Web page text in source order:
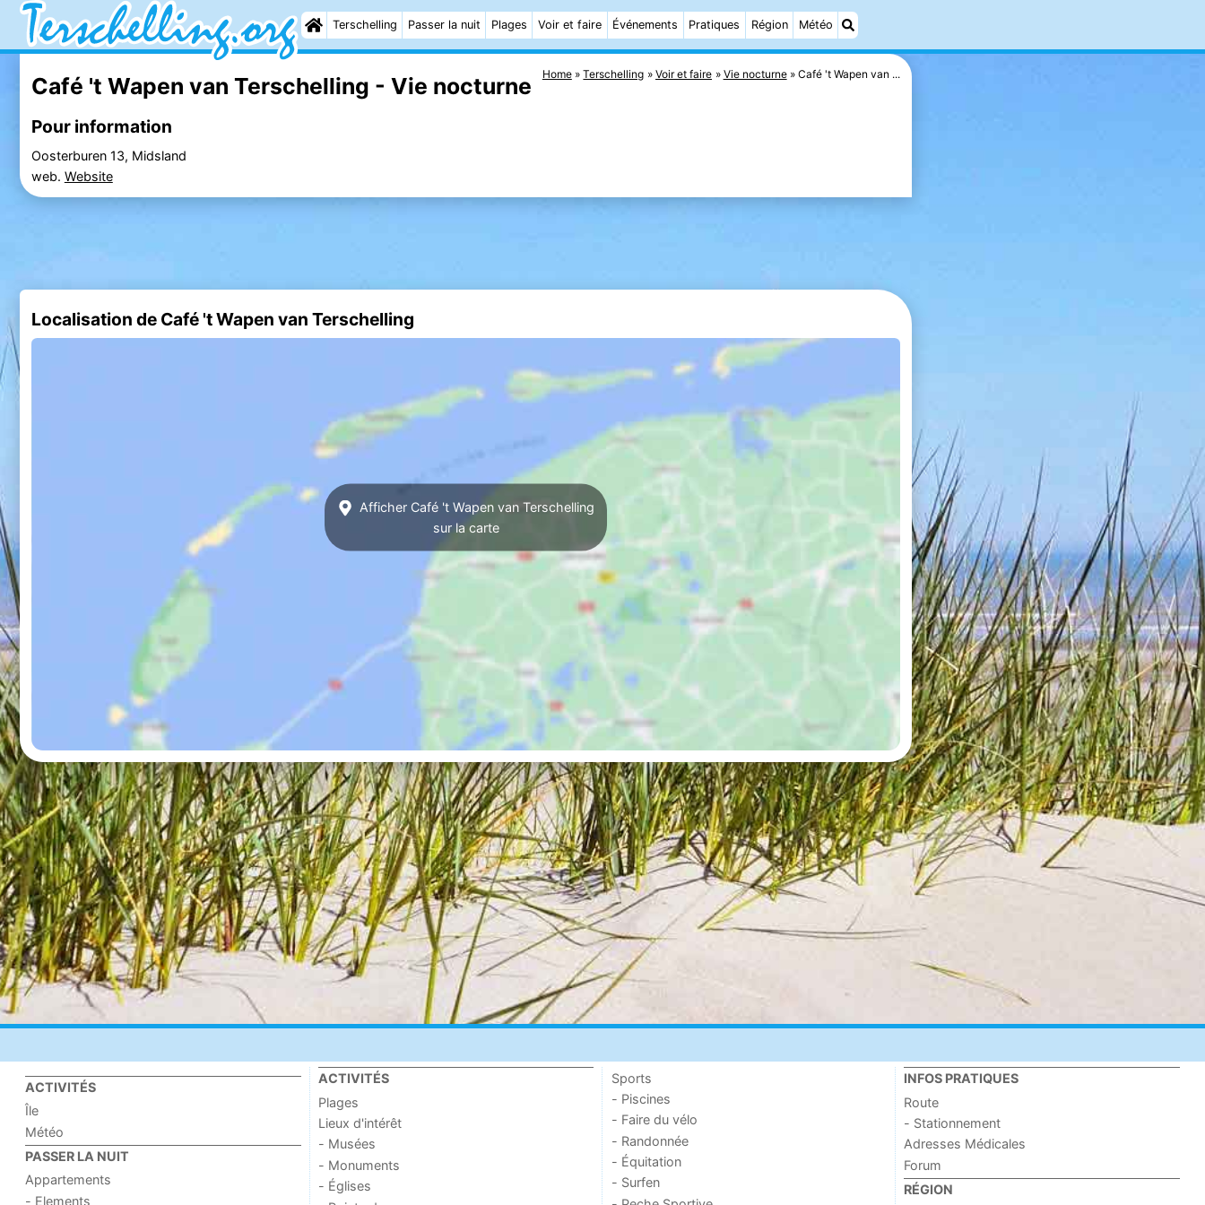
Terschelling Passer la nuit Plages Voir et faire Événements Pratiques Région Météo
Home Terschelling Voir et faire Vie nocturne Café 't Wapen van ...
Café 't Wapen van Terschelling - Vie nocturne
Pour information
Oosterburen 13, Midsland
web. Website
Localisation de Café 't Wapen van Terschelling
Afficher Café 't Wapen van Terschelling
sur la carte
ACTIVITÉS
Île
Météo
PASSER LA NUIT
Appartements
- Elements
ACTIVITÉS
Plages
Lieux d'intérêt
- Musées
- Monuments
- Églises
Sports
- Piscines
- Faire du vélo
- Randonnée
- Équitation
- Surfen
INFOS PRATIQUES
Route
- Stationnement
Adresses Médicales
Forum
RÉGION